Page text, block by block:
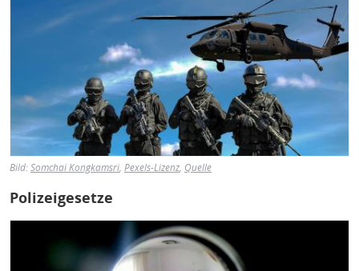
Bild:Somchai Kongkamsri, Pexels-Lizenz, Quelle
Polizeigesetze
Bild